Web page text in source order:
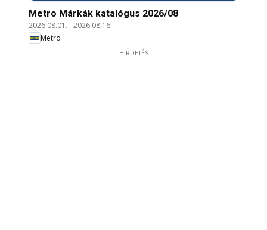
Metro Márkák katalógus 2026/08
2026.08.01. -2026.08.16.
Metro
HIRDETÉS